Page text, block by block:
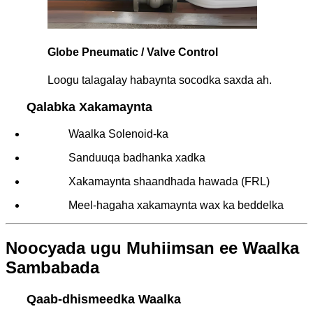
Globe Pneumatic / Valve Control
Loogu talagalay habaynta socodka saxda ah.
Qalabka Xakamaynta
Waalka Solenoid-ka
Sanduuqa badhanka xadka
Xakamaynta shaandhada hawada (FRL)
Meel-hagaha xakamaynta wax ka beddelka
Noocyada ugu Muhiimsan ee Waalka
Sambabada
Qaab-dhismeedka Waalka